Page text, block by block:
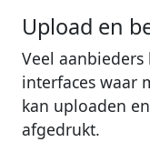
Upload en
Veel
interfaces waar
kan uploaden
afgedrukt.